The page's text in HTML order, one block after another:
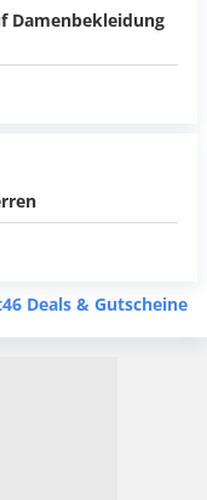
Damenbekleidung
Deals & Gutscheine